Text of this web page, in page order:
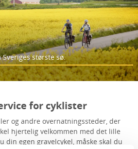
største sø.
for cyklister
og andre overnatningssteder, der
hjertelig velkommen med det lille
din egen gravelcykel, måske skal du